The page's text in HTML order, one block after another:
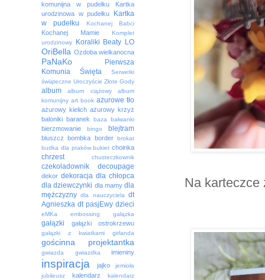
Na karteczce
komunijna w pudełku
Kartka
urodzinowa w pudełku
Kartka
w pudełku
Kochanej Babci
Kochanej Mamie
Komplet
urodzinowy
Koraliki Beaty LO
OriBella Ozdoba wielkanocna
PaNaKo
Pierwsza
Komunia Święta
Serwetki
świąteczne Uroczyście Złote Gody
album album ciążowy
album
komunijny art book ażurowe tło
ażurowy kielich ażurowy krzyż
baloniki baranek baza bałwanki
bierzmowanie bingo blejtram
bluszcz bombka border brokat
budka dla ptaków bukiet choinka
chrzest chusteczkownik
czekoladownik decoupage
dekor dekoracja dla chłopca
dla dziewczynki dla mamy dla
mężczyzny dla nauczyciela dt
Agnieszka dt pasjEwy dzieci
eMKa embossing gałązka
gałązki gałązki ostrokrzewu
gałązki z kwiatkami girlanda
gościnna projektantka
gwiazda gwiazdka imieniny
inspiracja jajko
jemioła
jubileusz
kalendarz
kalendarz